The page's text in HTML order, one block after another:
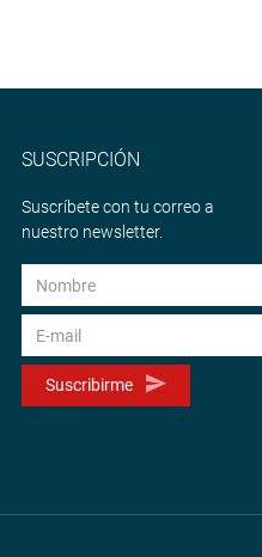
SUSCRIPCIÓN
Suscríbete con tu correo a
nuestro newsletter.
Suscribirme